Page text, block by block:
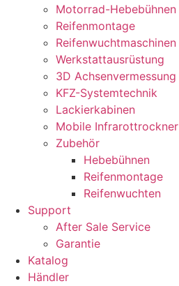
Motorrad-Hebebühnen
Reifenmontage
Reifenwuchtmaschinen
Werkstattausrüstung
3D Achsenvermessung
KFZ-Systemtechnik
Lackierkabinen
Mobile Infrarottrockner
Zubehör
Hebebühnen
Reifenmontage
Reifenwuchten
Support
After Sale Service
Garantie
Katalog
Händler